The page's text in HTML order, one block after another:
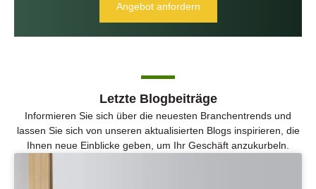
Angebot anfordern
Letzte Blogbeiträge
Informieren Sie sich über die neuesten Branchentrends und
lassen Sie sich von unseren aktualisierten Blogs inspirieren, die
Ihnen neue Einblicke geben, um Ihr Geschäft anzukurbeln.